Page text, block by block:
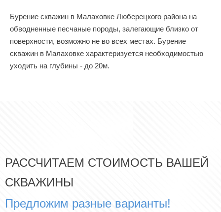
Бурение скважин в Малаховке Люберецкого района на
обводненные песчаные породы, залегающие близко от
поверхности, возможно не во всех местах. Бурение
скважин в Малаховке характеризуется необходимостью
уходить на глубины - до 20м.
РАССЧИТАЕМ СТОИМОСТЬ ВАШЕЙ
СКВАЖИНЫ
Предложим разные варианты!